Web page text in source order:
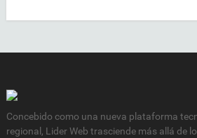
Concebido como una nueva plataforma
regional, Lider Web trasciende más allá de